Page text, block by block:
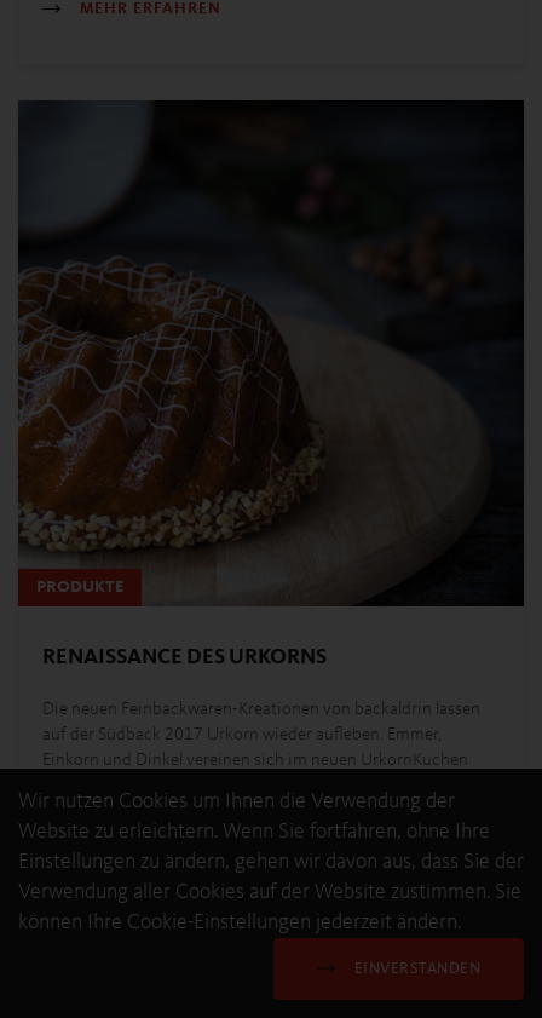
MEHR ERFAHREN
PRODUKTE
RENAISSANCE DES URKORNS
Die neuen Feinbackwaren-Kreationen von backaldrin lassen
auf der Südback 2017 Urkorn wieder aufleben. Emmer,
Einkorn und Dinkel vereinen sich im neuen UrkornKuchen
MEHR ERFAHREN
Wir nutzen Cookies um Ihnen die Verwendung der
Website zu erleichtern. Wenn Sie fortfahren, ohne Ihre
Einstellungen zu ändern, gehen wir davon aus, dass Sie der
Verwendung aller Cookies auf der Website zustimmen. Sie
können Ihre Cookie-Einstellungen jederzeit ändern.
EINVERSTANDEN